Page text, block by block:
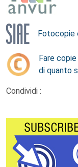
Fotocopie
Fare
di quanto
Condividi :